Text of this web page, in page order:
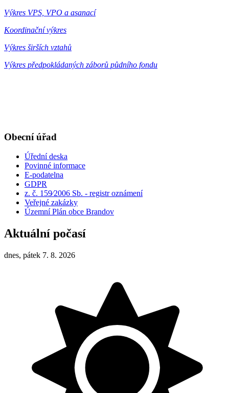
Výkres VPS, VPO a asanací
Koordinační výkres
Výkres širších vztahů
Výkres předpokládaných záborů půdního fondu
Obecní úřad
Úřední deska
Povinné informace
E-podatelna
GDPR
z. č. 159⁄2006 Sb. - registr oznámení
Veřejné zakázky
Územní Plán obce Brandov
Aktuální počasí
dnes, pátek 7. 8. 2026